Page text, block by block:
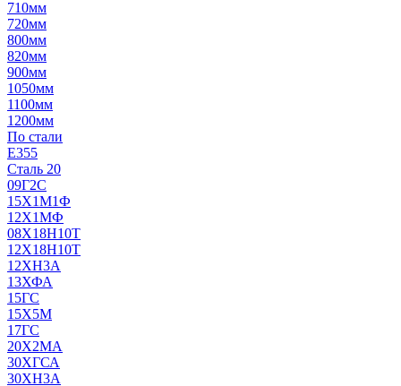
710мм
720мм
800мм
820мм
900мм
1050мм
1100мм
1200мм
По стали
E355
Сталь 20
09Г2С
15Х1М1Ф
12Х1МФ
08Х18Н10Т
12Х18Н10Т
12ХН3А
13ХФА
15ГС
15Х5М
17ГС
20Х2МА
30ХГСА
30ХН3А